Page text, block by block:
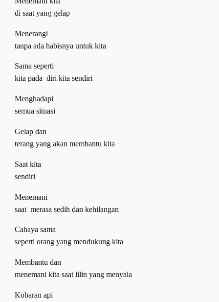
di saat yang gelap
Menerangi
tanpa ada habisnya untuk kita
Sama seperti
kita pada diri kita sendiri
Menghadapi
semua situasi
Gelap dan
terang yang akan membantu kita
Saat kita
sendiri
Menemani
saat merasa sedih dan kehilangan
Cahaya sama
seperti orang yang mendukung kita
Membantu dan
menemani kita saat lilin yang menyala
Kobaran api